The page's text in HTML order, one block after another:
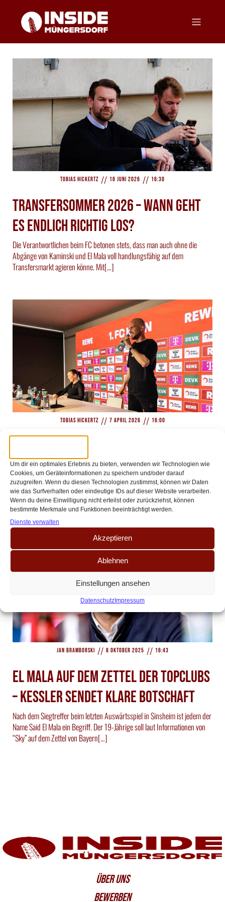
Um dir ein optimales Erlebnis zu bieten, verwenden wir Technologien wie
Cookies, um Geräteinformationen zu speichern und/oder darauf
zuzugreifen. Wenn du diesen Technologien zustimmst, können wir Daten
wie das Surfverhalten oder eindeutige IDs auf dieser Website verarbeiten.
Wenn du deine Einwilligung nicht erteilst oder zurückziehst, können
bestimmte Merkmale und Funktionen beeinträchtigt werden.
Dienste verwalten
Akzeptieren
Ablehnen
Einstellungen ansehen
DatenschutzImpressum
Tobias Hickertz // 16 Juni 2026 // 16:30
Transfersommer 2026 – Wann geht
es endlich richtig los?
Die Verantwortlichen beim FC betonen stets, dass man auch ohne die
Abgänge von Kaminski und El Mala voll handlungsfähig auf dem
Transfersmarkt agieren könne. Mit[…]
Tobias Hickertz // 7 April 2026 // 16:00
halten? – Ein Kommentar
Der 1. FC Köln befindet sich nach dem 2:2 bei Eintracht Frankfurt mit 27
Punkten weiterhin auf dem 14. Tabellenplatz – der Abstand auf den[…]
Jan Bramborski // 8 Oktober 2025 // 16:43
El Mala auf dem Zettel der Topclubs
– Kessler sendet klare Botschaft
Nach dem Siegtreffer beim letzten Auswärtsspiel in Sinsheim ist jedem der
Name Said El Mala ein Begriff. Der 19-Jährige soll laut Informationen von
“Sky” auf dem Zettel von Bayern[…]
ÜBER UNS
BEWERBEN